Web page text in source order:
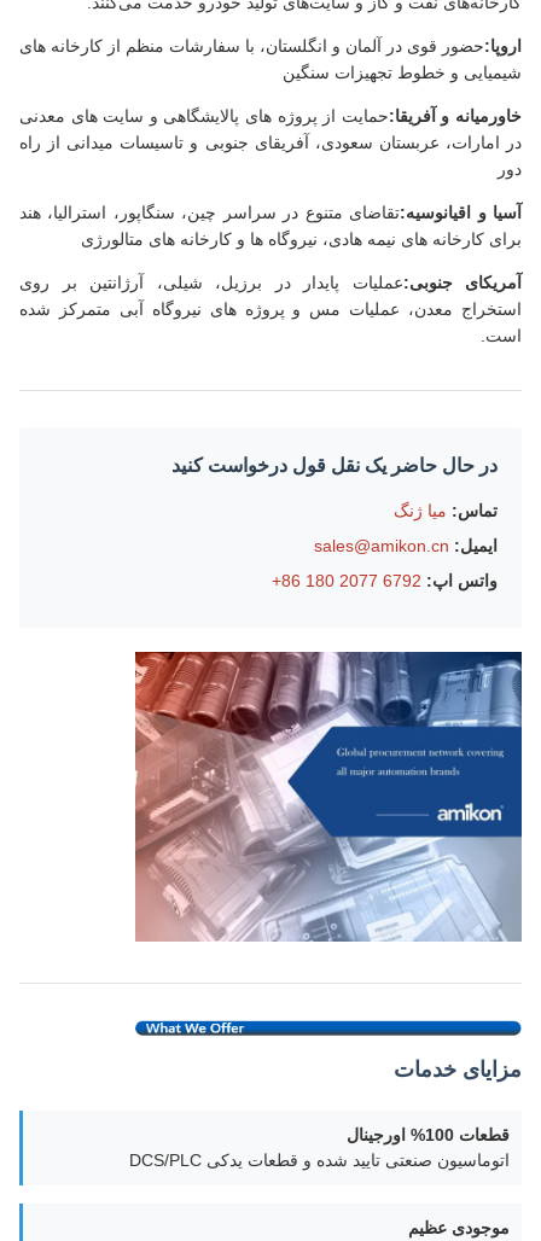
اروپا:حضور قوی در آلمان و انگلستان، با سفارشات منظم از کارخانه های
شیمیایی و خطوط تجهیزات سنگین
خاورمیانه و آفریقا:حمایت از پروژه های پالایشگاهی و سایت های معدنی
در امارات، عربستان سعودی، آفریقای جنوبی و تاسیسات میدانی از راه
دور
آسیا و اقیانوسیه:تقاضای متنوع در سراسر چین، سنگاپور، استرالیا، هند
برای کارخانه های نیمه هادی، نیروگاه ها و کارخانه های متالورژی
آمریکای جنوبی:عملیات پایدار در برزیل، شیلی، آرژانتین بر روی
استخراج معدن، عملیات مس و پروژه های نیروگاه آبی متمرکز شده
است.
در حال حاضر یک نقل قول درخواست کنید
تماس: میا ژنگ
ایمیل: sales@amikon.cn
واتس اپ: 6792 2077 180 86+
مزایای خدمات
قطعات 100% اورجینال
اتوماسیون صنعتی تایید شده و قطعات یدکی DCS/PLC
موجودی عظیم